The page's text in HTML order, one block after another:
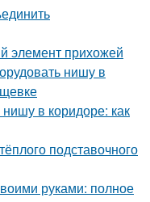
элемент прихожей
нишу в
в коридоре: как
подставочного
руками: полное